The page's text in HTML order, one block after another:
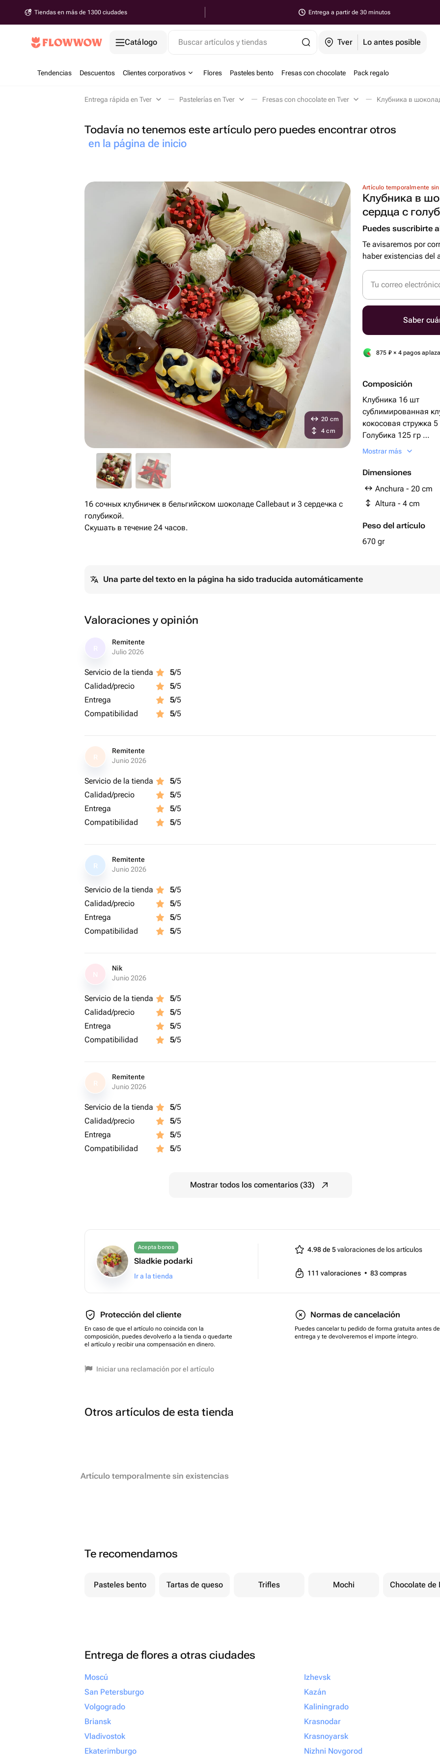
Tiendas en más de 1300 ciudades Entrega a partir de 30 minutos
Catálogo Buscar artículos y tiendas Tver Lo antes posible
Tendencias Descuentos Clientes corporativos Flores Pasteles bento Fresas con chocolate Pack regalo
Entrega rápida en Tver Pastelerías en Tver Fresas con chocolate en Tver Клубника в
Todavía no tenemos este artículo pero puedes encontrar otros
en la página de inicio
Artículo temporalmente
Клубника в
сердца с
Puedes suscribirte
Te avisaremos por
haber existencias del
Tu correo
Saber
875 ₽ × 4 pagos
Composición
Клубника 16 шт
сублимированная
кокосовая стружка 5
Голубика 125 гр
Бельгийский
тертое, эмульгатор:
Mostrar más
Dimensiones
Anchura - 20 cm
Altura - 4 cm
Peso del artículo
670 gr
20 cm
4 cm
16 сочных клубничек в бельгийском шоколаде Callebaut и 3 сердечка с
голубикой.
Скушать в течение 24 часов.
Una parte del texto en la página ha sido traducida automáticamente
Valoraciones y opinión
Remitente
Julio 2026
Servicio de la tienda 5/5
Calidad/precio
5/5
Entrega
5/5
Compatibilidad
5/5
R
Remitente
Junio 2026
Servicio de la tienda 5/5
Calidad/precio
5/5
Entrega
5/5
Compatibilidad
5/5
R
Remitente
Junio 2026
Servicio de la tienda 5/5
Calidad/precio
5/5
Entrega
5/5
Compatibilidad
5/5
Nik
Junio 2026
Servicio de la tienda 5/5
Calidad/precio
5/5
Entrega
5/5
Compatibilidad
5/5
R
Remitente
Junio 2026
Servicio de la tienda 5/5
Calidad/precio
5/5
Entrega
5/5
Compatibilidad
5/5
Mostrar todos los comentarios (33)
Acepta bonos
Sladkie podarki
Ir a la tienda
4.98 de 5valoraciones de los artículos
111 valoraciones • 83compras
Protección del cliente
En caso de que el artículo no coincida con la
composición, puedes devolverlo a la tienda o quedarte
el artículo y recibir una compensación en dinero.
Normas de cancelación
Puedes cancelar tu pedido de forma gratuita antes
entrega y te devolveremos el importe íntegro.
Iniciar una reclamación por el artículo
Otros artículos de esta tienda
Artículo temporalmente sin existencias
Te recomendamos
Pasteles bento Tartas de queso Trifles Mochi Chocolate de
Entrega de flores a otras ciudades
Moscú
San Petersburgo
Volgogrado
Briansk
Vladivostok
Ekaterimburgo
Izhevsk
Kazán
Kaliningrado
Krasnodar
Krasnoyarsk
Nizhni Novgorod